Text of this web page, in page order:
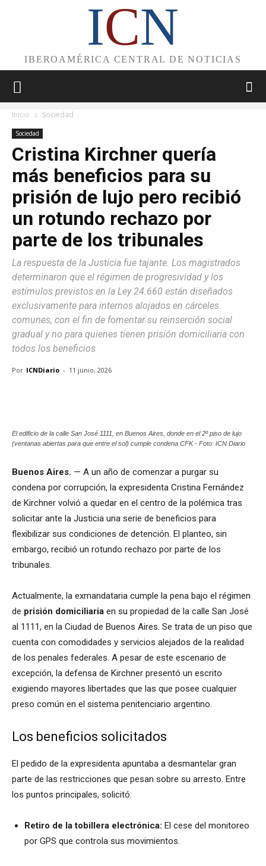
ICN
IBEROAMÉRICA CENTRAL DE NOTICIAS
Inicio Sociedad
Sociedad
Cristina Kirchner quería
más beneficios para su
prisión de lujo pero recibió
un rotundo rechazo por
parte de los tribunales
La respuesta de la Justicia fue tajante. Los magistrados
determinaron que el régimen de progresividad y los
estímulos previstos en la Ley 24.660 están diseñados
exclusivamente para internos alojados en cárceles
comunes, con el fin de fomentar su reinserción social
gradual y no para quienes tienen prisión domiciliaria con
todos los beneficios
Por ICNDiario - 11 junio, 2026
El edificio de la calle San José 1111, en Buenos Aires, donde en el 2º piso de lujo
(ventanas abiertas para que entre el sol) cumple condena CFK - Foto: ICN Diario
Buenos Aires. — A un año de comenzar a purgar su
condena por corrupción, la expresidenta Cristina Fernández
de Kirchner volvió a quedar en el centro de la polémica tras
solicitar ante la Justicia una serie de beneficios para
flexibilizar sus condiciones de detención. El planteo, sin
embargo, recibió un rotundo rechazo por parte de los
tribunales.
Actualmente, la exmandataria cumple la pena bajo el régimen
de prisión domiciliaria en su propiedad de la calle San José
al 1111, en la Ciudad de Buenos Aires. Se trata de un piso que
cuenta con comodidades y servicios alejados de la realidad
de los penales federales. A pesar de este escenario de
excepción, la defensa de Kirchner presentó un escrito
exigiendo mayores libertades que las que posee cualquier
preso común en el sistema penitenciario argentino.
Los beneficios solicitados
El pedido de la expresidenta apuntaba a desmantelar gran
parte de las restricciones que pesan sobre su arresto. Entre
los puntos principales, solicitó:
Retiro de la tobillera electrónica: El cese del monitoreo
por GPS que controla sus movimientos.